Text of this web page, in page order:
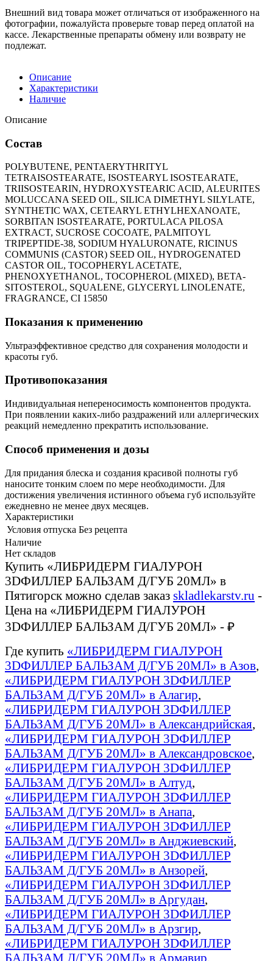
Внешний вид товара может отличаться от изображенного на
фотографии, пожалуйста проверьте товар перед оплатой на
кассе. Лекарственные препараты обмену или возврату не
подлежат.
Описание
Характеристики
Наличие
Описание
Состав
POLYBUTENE, PENTAERYTHRITYL
TETRAISOSTEARATE, ISOSTEARYL ISOSTEARATE,
TRIISOSTEARIN, HYDROXYSTEARIC ACID, ALEURITES
MOLUCCANA SEED OIL, SILICA DIMETHYL SILYLATE,
SYNTHETIC WAX, CETEARYL ETHYLHEXANOATE,
SORBITAN ISOSTEARATE, PORTULACA PILOSA
EXTRACT, SUCROSE COCOATE, PALMITOYL
TRIPEPTIDE-38, SODIUM HYALURONATE, RICINUS
COMMUNIS (CASTOR) SEED OIL, HYDROGENATED
CASTOR OIL, TOCOPHERYL ACETATE,
PHENOXYETHANOL, TOCOPHEROL (MIXED), BETA-
SITOSTEROL, SQUALENE, GLYCERYL LINOLENATE,
FRAGRANCE, CI 15850
Показания к применению
Ультраэффективное средство для сохранения молодости и
красоты губ.
Противопоказания
Индивидуальная непереносимость компонентов продукта.
При появлении каких-либо раздражений или аллергических
реакций немедленно прекратить использование.
Способ применения и дозы
Для придания блеска и создания красивой полноты губ
наносите тонким слоем по мере необходимости. Для
достижения увеличения истинного объема губ используйте
ежедневно не менее двух месяцев.
Характеристики
Условия отпуска Без рецепта
Наличие
Нет складов
Купить «ЛИБРИДЕРМ ГИАЛУРОН
3DФИЛЛЕР БАЛЬЗАМ Д/ГУБ 20МЛ» в
Пятигорск можно сделав заказ skladlekarstv.ru -
Цена на «ЛИБРИДЕРМ ГИАЛУРОН
3DФИЛЛЕР БАЛЬЗАМ Д/ГУБ 20МЛ» - ₽
Где купить «ЛИБРИДЕРМ ГИАЛУРОН
3DФИЛЛЕР БАЛЬЗАМ Д/ГУБ 20МЛ» в Азов,
«ЛИБРИДЕРМ ГИАЛУРОН 3DФИЛЛЕР
БАЛЬЗАМ Д/ГУБ 20МЛ» в Алагир,
«ЛИБРИДЕРМ ГИАЛУРОН 3DФИЛЛЕР
БАЛЬЗАМ Д/ГУБ 20МЛ» в Александрийская,
«ЛИБРИДЕРМ ГИАЛУРОН 3DФИЛЛЕР
БАЛЬЗАМ Д/ГУБ 20МЛ» в Александровское,
«ЛИБРИДЕРМ ГИАЛУРОН 3DФИЛЛЕР
БАЛЬЗАМ Д/ГУБ 20МЛ» в Алтуд,
«ЛИБРИДЕРМ ГИАЛУРОН 3DФИЛЛЕР
БАЛЬЗАМ Д/ГУБ 20МЛ» в Анапа,
«ЛИБРИДЕРМ ГИАЛУРОН 3DФИЛЛЕР
БАЛЬЗАМ Д/ГУБ 20МЛ» в Анджиевский,
«ЛИБРИДЕРМ ГИАЛУРОН 3DФИЛЛЕР
БАЛЬЗАМ Д/ГУБ 20МЛ» в Анзорей,
«ЛИБРИДЕРМ ГИАЛУРОН 3DФИЛЛЕР
БАЛЬЗАМ Д/ГУБ 20МЛ» в Аргудан,
«ЛИБРИДЕРМ ГИАЛУРОН 3DФИЛЛЕР
БАЛЬЗАМ Д/ГУБ 20МЛ» в Арзгир,
«ЛИБРИДЕРМ ГИАЛУРОН 3DФИЛЛЕР
БАЛЬЗАМ Д/ГУБ 20МЛ» в Армавир,